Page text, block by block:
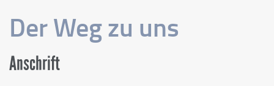
Der Weg zu uns
Anschrift